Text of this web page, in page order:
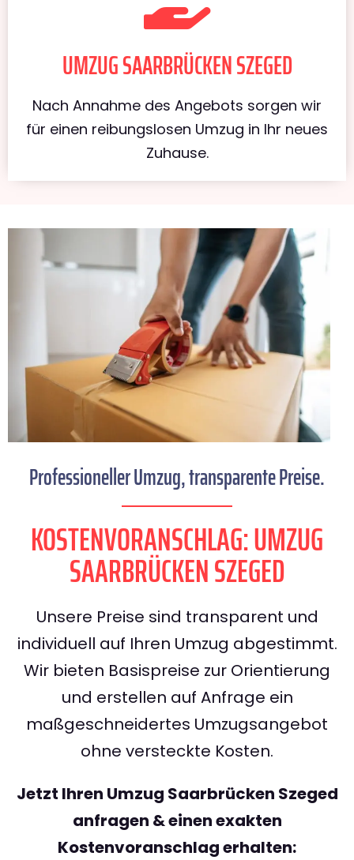
UMZUG SAARBRÜCKEN SZEGED
Nach Annahme des Angebots sorgen wir
für einen reibungslosen Umzug in Ihr neues
Zuhause.
Professioneller Umzug, transparente Preise.
KOSTENVORANSCHLAG: UMZUG
SAARBRÜCKEN SZEGED
Unsere Preise sind transparent und
individuell auf Ihren Umzug abgestimmt.
Wir bieten Basispreise zur Orientierung
und erstellen auf Anfrage ein
maßgeschneidertes Umzugsangebot
ohne versteckte Kosten.
Jetzt Ihren Umzug Saarbrücken Szeged
anfragen & einen exakten
Kostenvoranschlag erhalten: